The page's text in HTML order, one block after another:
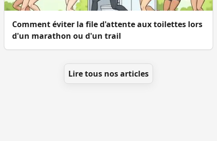
Comment éviter la file d'attente aux toilettes lors
d'un marathon ou d'un trail
Lire tous nos articles